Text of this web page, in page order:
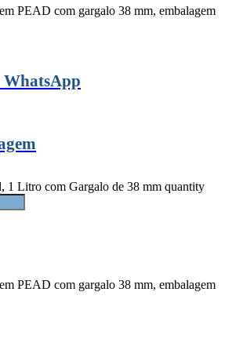
PEAD com gargalo 38 mm, embalagem
WhatsApp
1 Litro com Gargalo de 38 mm quantity
PEAD com gargalo 38 mm, embalagem